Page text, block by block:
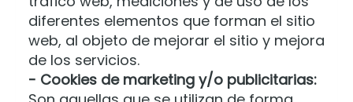
diferentes elementos que forman el sitio
web, al objeto de mejorar el sitio y mejora
de los servicios.
- Cookies de marketing y/o publicitarias: